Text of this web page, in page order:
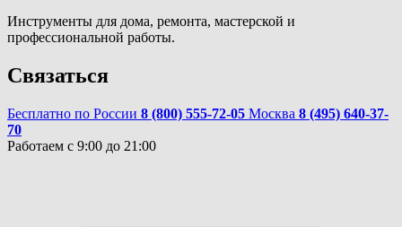
Инструменты для дома, ремонта, мастерской и
профессиональной работы.
Связаться
Бесплатно по России 8 (800) 555-72-05 Москва 8 (495) 640-37-
70
Работаем с 9:00 до 21:00